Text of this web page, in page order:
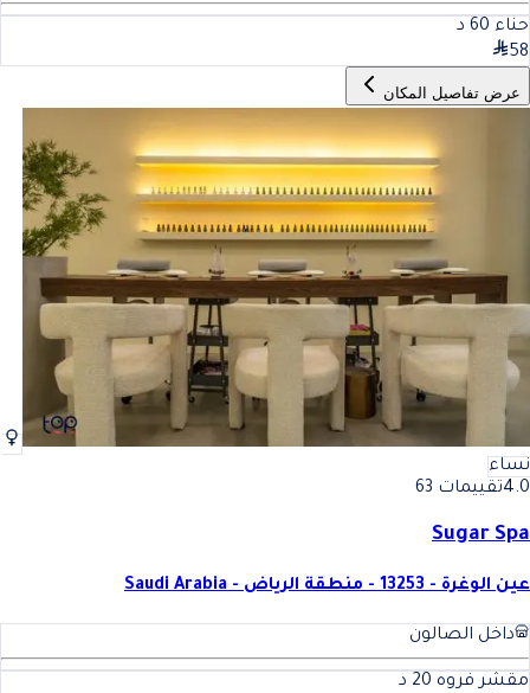
حناء 60 د
58
عرض تفاصيل المكان
نساء
4.0تقييمات 63
Sugar Spa
عين الوغرة - 13253 - منطقة الرياض - Saudi Arabia
داخل الصالون
مقشر فروه 20 د